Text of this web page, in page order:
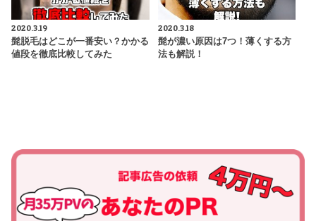
2020.3.19
髭脱毛はどこが一番安い？かかる
値段を徹底比較してみた
2020.3.18
髭が濃い原因は7つ！薄くする方
法も解説！